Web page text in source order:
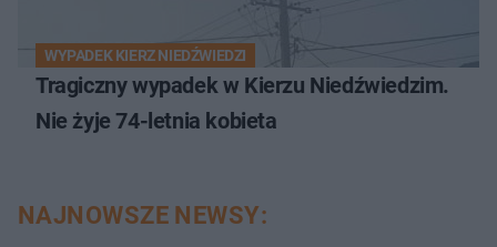
WYPADEK KIERZ NIEDŹWIEDZI
Tragiczny wypadek w Kierzu Niedźwiedzim.
Nie żyje 74-letnia kobieta
NAJNOWSZE NEWSY: